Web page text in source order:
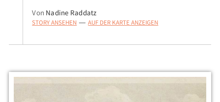
Von Nadine Raddatz
STORY ANSEHEN — AUF DER KARTE ANZEIGEN